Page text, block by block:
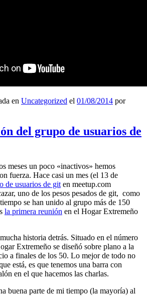
en Uncategorized el 01/08/2014 por
del grupo de usuarios de
meses un poco «inactivos» hemos
fuerza. Hace casi un mes (el 13 de
de usuarios de git en meetup.com
uno de los pesos pesados de git, como
se han unido al grupo más de 150
la primera reunión en el Hogar Extremeño
historia detrás. Situado en el número
Extremeño se diseñó sobre plano a la
a finales de los 50. Lo mejor de todo no
está, es que tenemos una barra con
en el que hacemos las charlas.
buena parte de mi tiempo (la mayoría) al